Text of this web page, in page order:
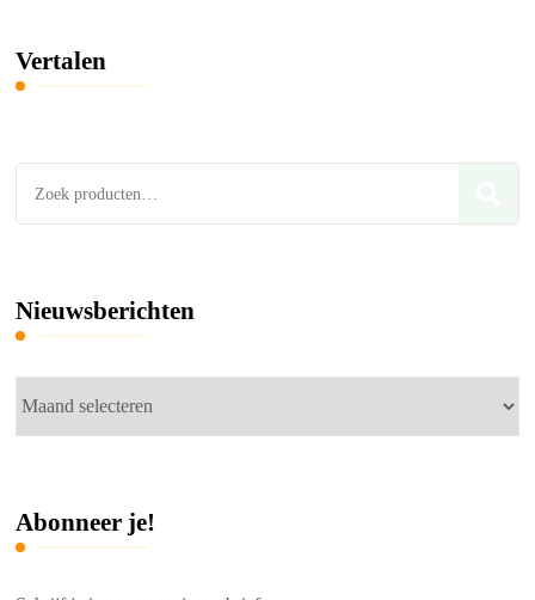
Vertalen
Nieuwsberichten
Abonneer je!